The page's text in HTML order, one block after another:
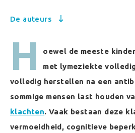
De auteurs
H
oewel de meeste
met lymeziekte vol
volledig herstellen na een
sommige mensen last houden
klachten. Vaak bestaan deze
vermoeidheid, cognitieve